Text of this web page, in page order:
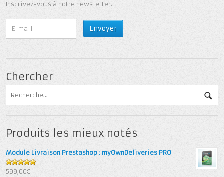
Inscrivez-vous à notre newsletter.
Chercher
Produits les mieux notés
Module Livraison Prestashop : myOwnDeliveries PRO
5out of 5
599,00€